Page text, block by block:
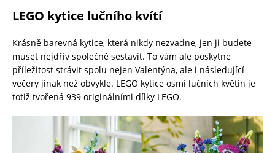
LEGO kytice lučního kvítí
Krásně barevná kytice, která nikdy nezvadne, jen ji budete
muset nejdřív společně sestavit. To vám ale poskytne
příležitost strávit spolu nejen Valentýna, ale i následující
večery jinak než obvykle. LEGO kytice osmi lučních květin je
totiž tvořená 939 originálními dílky LEGO.